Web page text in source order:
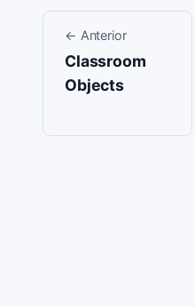
← Anterior
Classroom
Objects